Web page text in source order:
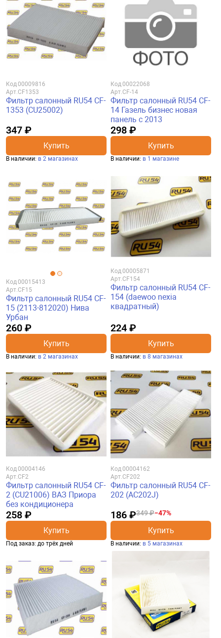
Код00009816
Арт.CF1353
Фильтр салонный RU54 CF-
1353 (CU25002)
347 ₽
Купить
В наличии: в 2 магазинах
Код00022068
Арт.CF-14
Фильтр салонный RU54 CF-
14 Газель бизнес новая
панель с 2013
298 ₽
Купить
В наличии: в 1 магазине
Код00015413
Арт.CF15
Фильтр салонный RU54 CF-
15 (2113-812020) Нива
Урбан
260 ₽
Купить
В наличии: в 2 магазинах
Код00005871
Арт.CF154
Фильтр салонный RU54 CF-
154 (daewoo nexia
квадратный)
224 ₽
Купить
В наличии: в 8 магазинах
Код00004146
Арт.CF2
Фильтр салонный RU54 CF-
2 (CU21006) ВАЗ Приора
без кондиционера
258 ₽
Купить
Под заказ: до трёх дней
Код00004162
Арт.CF202
Фильтр салонный RU54 CF-
202 (AC202J)
186 ₽349 ₽−47%
Купить
В наличии: в 5 магазинах